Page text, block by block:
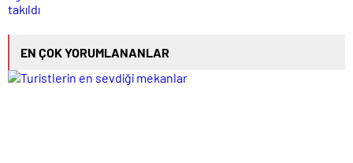
EN ÇOK YORUMLANANLAR